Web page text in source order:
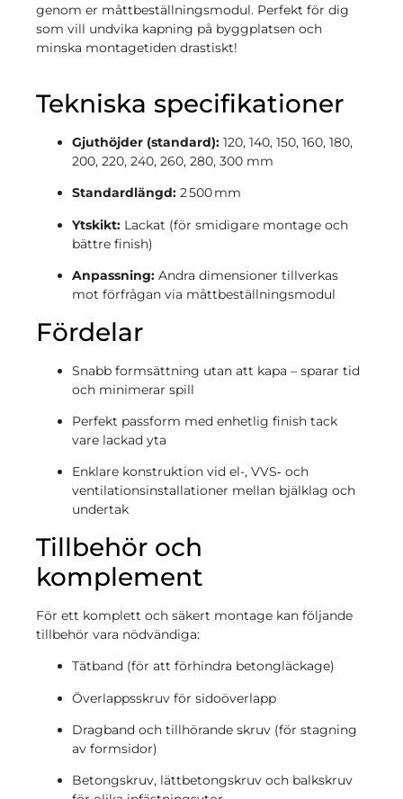
genom er måttbeställningsmodul. Perfekt för dig
som vill undvika kapning på byggplatsen och
minska montagetiden drastiskt!
Tekniska specifikationer
Gjuthöjder (standard): 120, 140, 150, 160, 180,
200, 220, 240, 260, 280, 300 mm
Standardlängd: 2 500 mm
Ytskikt: Lackat (för smidigare montage och
bättre finish)
Anpassning: Andra dimensioner tillverkas
mot förfrågan via måttbeställningsmodul
Fördelar
Snabb formsättning utan att kapa – sparar tid
och minimerar spill
Perfekt passform med enhetlig finish tack
vare lackad yta
Enklare konstruktion vid el-, VVS‑ och
ventilationsinstallationer mellan bjälklag och
undertak
Tillbehör och
komplement
För ett komplett och säkert montage kan följande
tillbehör vara nödvändiga:
Tätband (för att förhindra betongläckage)
Överlappsskruv för sidoöverlapp
Dragband och tillhörande skruv (för stagning
av formsidor)
Betongskruv, lättbetongskruv och balkskruv